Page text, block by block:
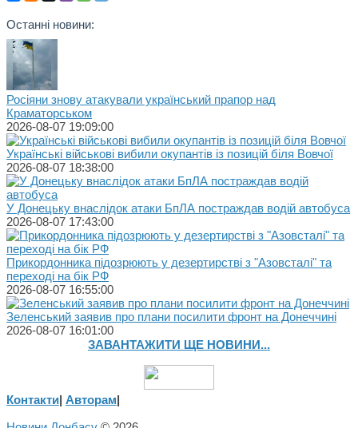
Останні новини:
Росіяни знову атакували український прапор над
Краматорськом
2026-08-07 19:09:00
Українські військові вибили окупантів із позицій біля Вовчої
2026-08-07 18:38:00
У Донецьку внаслідок атаки БпЛА постраждав водій автобуса
2026-08-07 17:43:00
Прикордонника підозрюють у дезертирстві з "Азовсталі" та
переході на бік РФ
2026-08-07 16:55:00
Зеленський заявив про плани посилити фронт на Донеччині
2026-08-07 16:01:00
ЗАВАНТАЖИТИ ЩЕ НОВИНИ...
Контакти| Авторам|